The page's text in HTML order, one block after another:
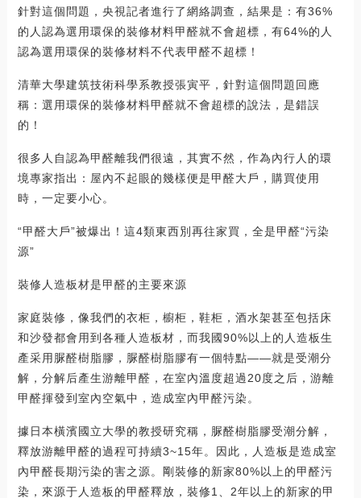
針對這個問題，央視記者進行了網絡調查，結果是：有36%
的人認為選用環保的裝修材料甲醛就不會超標，有64%的人
認為選用環保的裝修材料不代表甲醛不超標！
清華大學建筑技術科學系教授張寅平，針對這個問題回應
稱：選用環保的裝修材料甲醛就不會超標的說法，是錯誤
的！
很多人自認為甲醛離我們很遠，其實不然，作為內行人的環
境專家指出：屋內不起眼的幾樣便是甲醛大戶，購買使用
時，一定要小心。
“甲醛大戶”被爆出！這4類東西別再往家買，全是甲醛“污染
源”
裝修人造板材是甲醛的主要來源
家庭裝修，像我們的衣柜，櫥柜，鞋柜，酒水架甚至包括床
和沙發都會用到各種人造板材，而我國90%以上的人造板生
產采用脲醛樹脂膠，脲醛樹脂膠有一個特點——就是受潮分
解，分解后產生游離甲醛，在室內溫度超過20度之后，游離
甲醛揮發到室內空氣中，造成室內甲醛污染。
據日本橫濱國立大學的教授研究稱，脲醛樹脂膠受潮分解，
釋放游離甲醛的過程可持續3~15年。因此，人造板是造成室
內甲醛長期污染的害之源。剛裝修的新家80%以上的甲醛污
染，來源于人造板的甲醛釋放，裝修1、2年以上的新家的甲